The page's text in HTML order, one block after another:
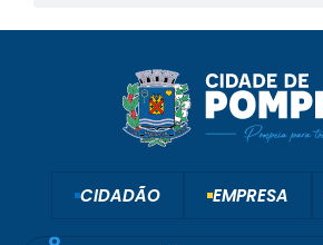
CIDADÃO EMPRESA